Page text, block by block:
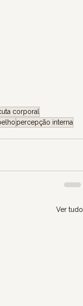
corporal
percepção interna
Ver tudo